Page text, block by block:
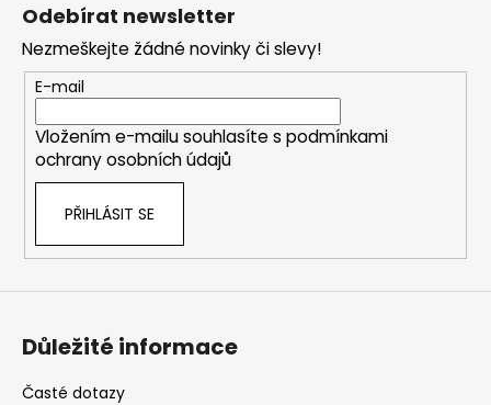
Odebírat newsletter
Nezmeškejte žádné novinky či slevy!
E-mail
Vložením e-mailu souhlasíte s podmínkami
ochrany osobních údajů
PŘIHLÁSIT SE
Důležité informace
Časté dotazy